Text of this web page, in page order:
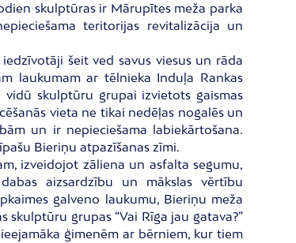
skulptūras ir Mārupītes meža parka
teritorijas revitalizācija un
šeit ved savus viesus un rāda
laukumam ar tēlnieka Induļa Rankas
vidū skulptūru grupai izvietots gaismas
vieta ne tikai nedēļas nogalēs un
un ir nepieciešama labiekārtošana.
Bieriņu atpazīšanas zīmi.
izveidojot zāliena un asfalta segumu,
aizsardzību un mākslas vērtību
galveno laukumu, Bieriņu meža
grupas “Vai Rīga jau gatava?”
ģimenēm ar bērniem, kur tiem